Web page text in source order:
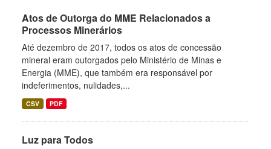
Atos de Outorga do MME Relacionados a
Processos Minerários
Até dezembro de 2017, todos os atos de concessão
mineral eram outorgados pelo Ministério de Minas e
Energia (MME), que também era responsável por
indeferimentos, nulidades,...
CSV PDF
Luz para Todos